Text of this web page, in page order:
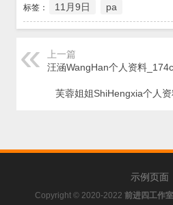
标签： 11月9日 pa
上一篇
汪涵WangHan个人资料
芙蓉姐姐ShiHengxia个人
示例页面
Copyright © 2020-2022 前进四工作室